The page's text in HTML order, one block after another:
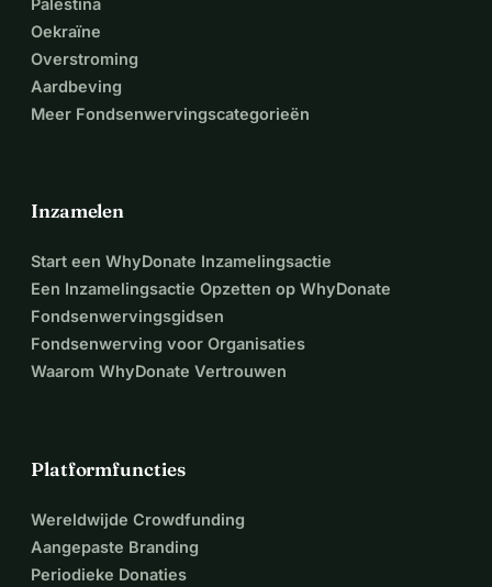
Costs
🔹 Notary fees: €485
🔹 KVK fees: €82.25
and also sustain the mission.
supporters.
Learn more about our story: www.kairoskainoscmu.com
#KairosKainosUg #RestoringHope #RenewingLives
#ReflectingChrist
Oekraïne
Overstroming
Aardbeving
Meer Fondsenwervingscategorieën
Inzamelen
Start een WhyDonate Inzamelingsactie
Een Inzamelingsactie Opzetten op WhyDonate
Fondsenwervingsgidsen
Fondsenwerving voor Organisaties
Waarom WhyDonate Vertrouwen
Platformfuncties
Wereldwijde Crowdfunding
Aangepaste Branding
Periodieke Donaties